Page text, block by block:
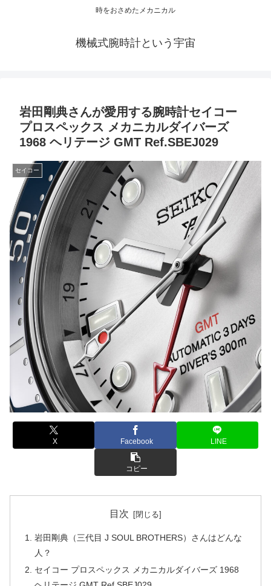
時をおさめたメカニカル
機械式腕時計という宇宙
岩田剛典さんが愛用する腕時計セイコー
プロスペックス メカニカルダイバーズ
1968 ヘリテージ GMT Ref.SBEJ029
セイコー
X Facebook LINE
コピー
目次
岩田剛典（三代目 J SOUL BROTHERS）さんはどんな
人？
セイコー プロスペックス メカニカルダイバーズ 1968